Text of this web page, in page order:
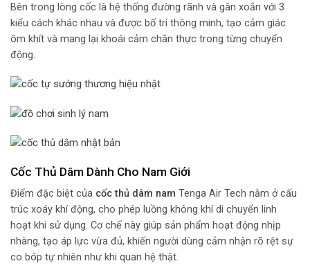
Bên trong lòng cốc là hệ thống đường rãnh và gân xoắn với 3
kiểu cách khác nhau và được bố trí thông minh, tạo cảm giác
ôm khít và mang lại khoái cảm chân thực trong từng chuyển
động.
Cốc Thủ Dâm Dành Cho Nam Giới
Điểm đặc biệt của cốc thủ dâm nam Tenga Air Tech nằm ở cấu
trúc xoáy khí động, cho phép luồng không khí di chuyển linh
hoạt khi sử dụng. Cơ chế này giúp sản phẩm hoạt động nhịp
nhàng, tạo áp lực vừa đủ, khiến người dùng cảm nhận rõ rệt sự
co bóp tự nhiên như khi quan hệ thật.